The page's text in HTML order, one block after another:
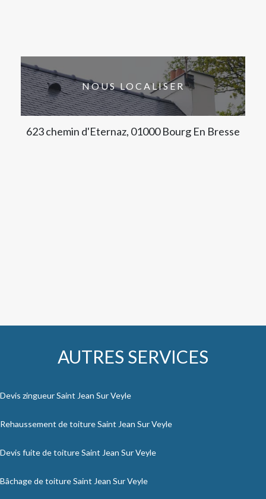
NOUS LOCALISER
623 chemin d'Eternaz, 01000 Bourg En Bresse
AUTRES SERVICES
Devis zingueur Saint Jean Sur Veyle
Rehaussement de toiture Saint Jean Sur Veyle
Devis fuite de toiture Saint Jean Sur Veyle
Bâchage de toiture Saint Jean Sur Veyle